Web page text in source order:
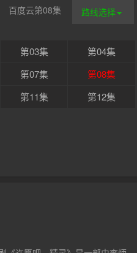
路线选择
百度云第08集
第03集
第04集
第07集
第08集
第11集
第12集